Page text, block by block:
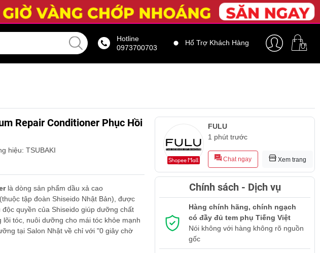
Hotline
0973700703
Hổ Trợ Khách Hàng
Repair Conditioner Phục Hồi
hiệu: TSUBAKI
là dòng sản phẩm dầu xả cao
tập đoàn Shiseido Nhật Bản), được
quyền của Shiseido giúp dưỡng chất
lõi tóc, nuôi dưỡng cho mái tóc khỏe mạnh
tại Salon Nhật về chỉ với "0 giây chờ
FULU
1 phút trước
Chat ngay Xem trang
Chính sách - Dịch vụ
Hàng chính hãng, chính ngạch
có đầy đủ tem phụ Tiếng Việt
Nói không với hàng không rõ nguồn
gốc